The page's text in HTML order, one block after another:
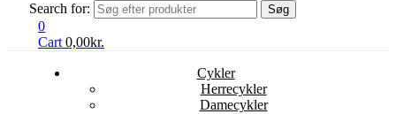
Search for:
Søg
0
Cart 0,00kr.
Cykler
Herrecykler
Damecykler